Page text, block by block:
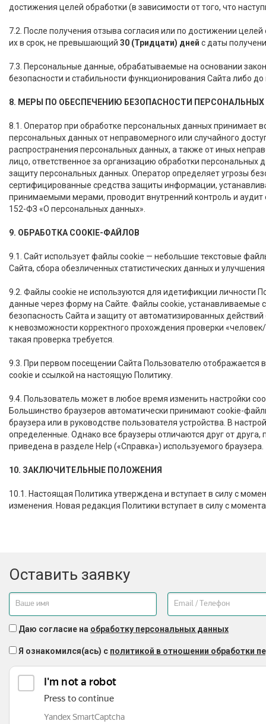
достижения целей обработки (в зависимости от того, что
7.2. После получения отзыва согласия или по достижении
их в срок, не превышающий 30 (Тридцати) дней с даты
7.3. Персональные данные, обрабатываемые на основании
безопасности и стабильности функционирования Сайта либо
8. МЕРЫ ПО ОБЕСПЕЧЕНИЮ БЕЗОПАСНОСТИ
8.1. Оператор при обработке персональных данных
персональных данных от неправомерного или случайного
распространения персональных данных, а также от иных
лицо, ответственное за организацию обработки
защиту персональных данных. Оператор определяет угрозы
сертифицированные средства защиты информации,
принимаемыми мерами, проводит внутренний контроль и
152-ФЗ «О персональных данных».
9. ОБРАБОТКА COOKIE-ФАЙЛОВ
9.1. Сайт использует файлы cookie — небольшие текстовые
Сайта, сбора обезличенных статистических данных и
9.2. Файлы cookie не используются для идетификции личности
данные через форму на Сайте. Файлы cookie, устанавливаемые
безопасность Сайта и защиту от автоматизированных
к невозможности корректного прохождения проверки
такая проверка требуется.
9.3. При первом посещении Сайта Пользователю
cookie и ссылкой на настоящую Политику.
9.4. Пользователь может в любое время изменить настройки
Большинство браузеров автоматически принимают cookie-
браузера или в руководстве пользователя устройства. В
определенные. Однако все браузеры отличаются друг от
приведена в разделе Help («Справка») используемого браузера.
10. ЗАКЛЮЧИТЕЛЬНЫЕ ПОЛОЖЕНИЯ
10.1. Настоящая Политика утверждена и вступает в силу с
изменения. Новая редакция Политики вступает в силу с
Оставить заявку
Даю согласие на обработку персональных данных
Я ознакомился(ась) с политикой в отношении обработки